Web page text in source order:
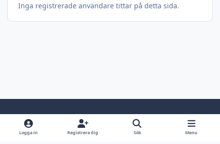
Inga registrerade användare tittar på detta sida.
Light ModeDark ModeSystem Preference
Logga in Registrera dig Sök Menu